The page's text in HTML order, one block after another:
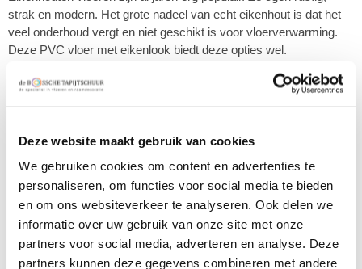
Deze website maakt gebruik van cookies
We gebruiken cookies om content en advertenties te
personaliseren, om functies voor social media te bieden
en om ons websiteverkeer te analyseren. Ook delen we
informatie over uw gebruik van onze site met onze
partners voor social media, adverteren en analyse. Deze
partners kunnen deze gegevens combineren met andere
strak en modern. Het grote nadeel van echt eikenhout is dat het
veel onderhoud vergt en niet geschikt is voor vloerverwarming.
Deze PVC vloer met eikenlook biedt deze opties wel.
Met de look van eikenhout en de voordelen van PVC los je dat in
43,95€ 42,95 p/m2
Productnaam
Vivafloors C5003 click rechte plank
Productnummer